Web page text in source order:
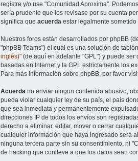
registre y/o use "Comunidad Aproxima".
sería prudente que los revisase por su cuenta
significa que acuerdaestar legalmente sometido
Nuestros foros están desarrollados por phpBB
"phpBB Teams") el cual es una solución de
inglés)" (de aquí en adelante "GPL") y puede
basadas en Internet y la GPL estrictamente los
Para más información sobre phpBB, por favor
Acuerdano enviar ningun contenido abusivo,
pueda violar cualquier ley de su país, el país
que sea inmediata y permanentemente
direcciones IP de todos los envíos son
derecho a eliminar, editar, mover o cerrar
cualquier información que haya ingresado será
ninguna tercera parte sin su consentimiento, ni
de hacking que conlleve a que los datos sean